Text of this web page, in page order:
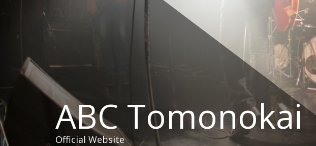
ッ
プ
ABC Tomonokai
Official Website